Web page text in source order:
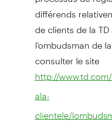
différends
de clients de la
l'ombudsman de
consulter le site
http://
ala-
clientele/